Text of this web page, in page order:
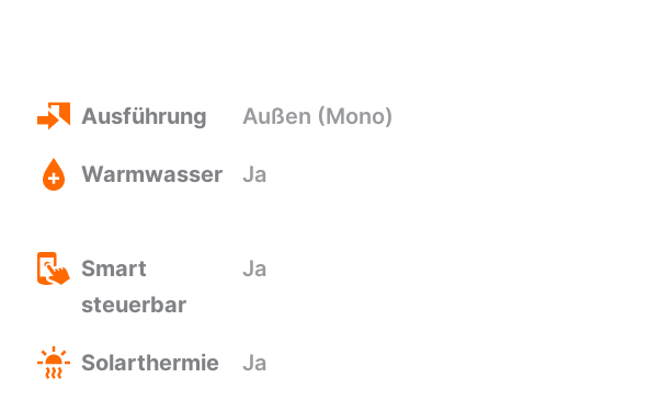
Ausführung Außen (Mono)
Warmwasser Ja
Smart
steuerbar
Ja
Solarthermie Ja